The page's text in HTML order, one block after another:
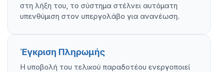
στη λήξη του, το σύστημα στέλνει αυτόματη
υπενθύμιση στον υπεργολάβο για ανανέωση.
Έγκριση Πληρωμής
Η υποβολή του τελικού παραδοτέου ενεργοποιεί